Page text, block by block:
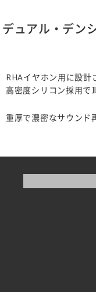
デュアル・デン
RHAイヤホン用に設計
高密度シリコン採用で
重厚で濃密なサウンド